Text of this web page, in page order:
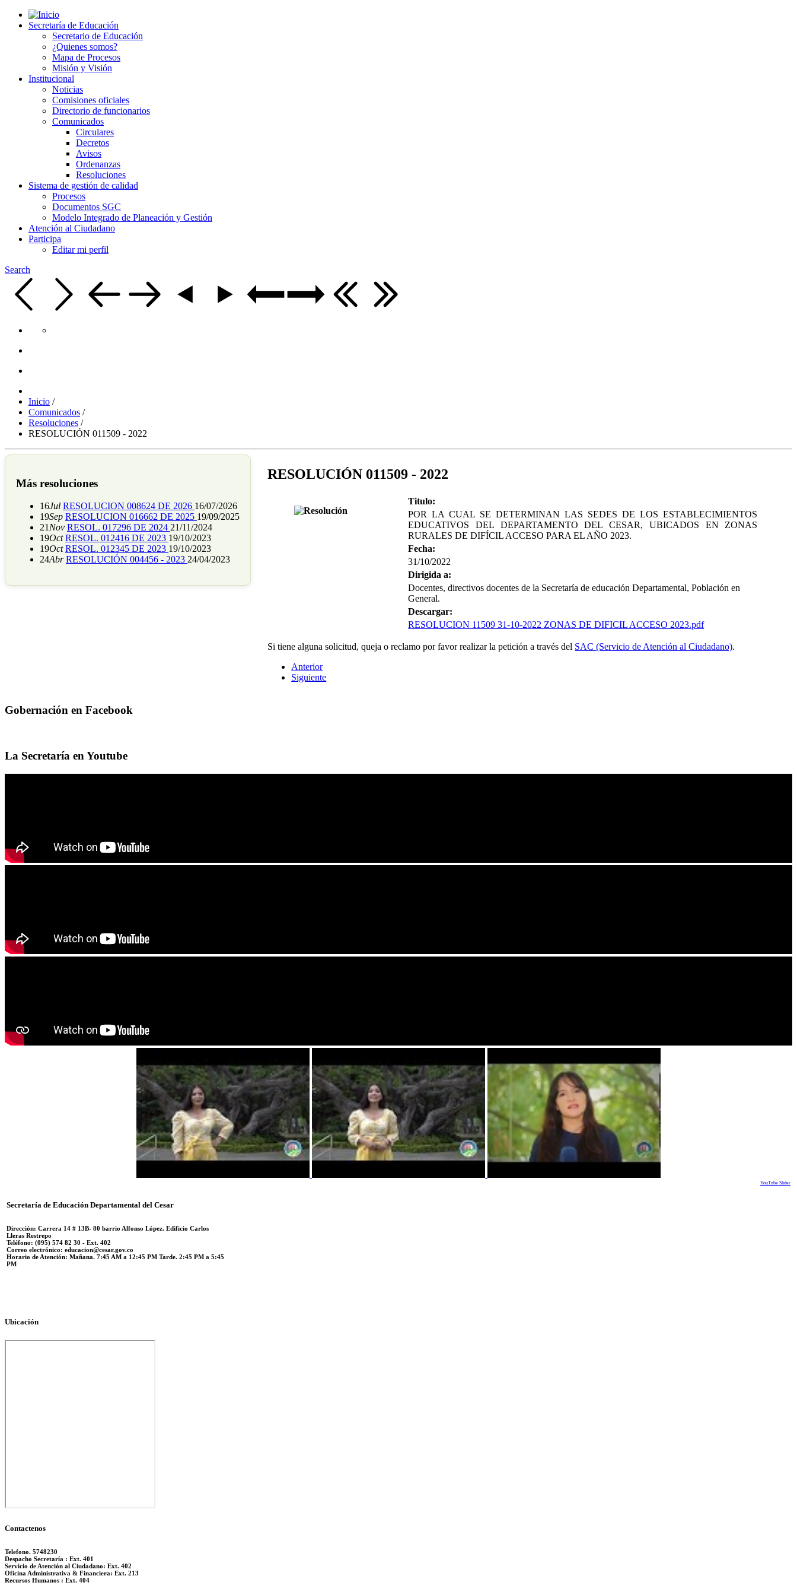
Secretaría de Educación
Secretario de Educación
¿Quienes somos?
Mapa de Procesos
Misión y Visión
Institucional
Noticias
Comisiones oficiales
Directorio de funcionarios
Comunicados
Circulares
Decretos
Avisos
Ordenanzas
Resoluciones
Sistema de gestión de calidad
Procesos
Documentos SGC
Modelo Integrado de Planeación y Gestión
Atención al Ciudadano
Participa
Editar mi perfil
Search
Inicio /
Comunicados /
Resoluciones /
RESOLUCIÓN 011509 - 2022
Más resoluciones
16Jul RESOLUCION 008624 DE 2026 16/07/2026
19Sep RESOLUCION 016662 DE 2025 19/09/2025
21Nov RESOL. 017296 DE 2024 21/11/2024
19Oct RESOL. 012416 DE 2023 19/10/2023
19Oct RESOL. 012345 DE 2023 19/10/2023
24Abr RESOLUCIÓN 004456 - 2023 24/04/2023
RESOLUCIÓN 011509 - 2022
Titulo:
POR LA CUAL SE DETERMINAN LAS SEDES DE LOS ESTABLECIMIENTOS
EDUCATIVOS DEL DEPARTAMENTO DEL CESAR, UBICADOS EN ZONAS
RURALES DE DIFÍCIL ACCESO PARA EL AÑO 2023.
Fecha:
31/10/2022
Dirigida a:
Docentes, directivos docentes de la Secretaría de educación Departamental, Población en
General.
Descargar:
RESOLUCION 11509 31-10-2022 ZONAS DE DIFICIL ACCESO 2023.pdf
Si tiene alguna solicitud, queja o reclamo por favor realizar la petición a través del SAC (Servicio de Atención al Ciudadano).
Anterior
Siguiente
Gobernación en Facebook
La Secretaría en Youtube
YouTube Slider
Secretaría de Educación Departamental del Cesar
Dirección: Carrera 14 # 13B- 80 barrio Alfonso López. Edificio Carlos
Lleras Restrepo
Teléfono: (095) 574 82 30 - Ext. 402
Correo electrónico: educacion@cesar.gov.co
Horario de Atención: Mañana. 7:45 AM a 12:45 PM Tarde. 2:45 PM a 5:45
PM
Ubicación
Contactenos
Telefono. 5748230
Despacho Secretaría : Ext. 401
Servicio de Atención al Ciudadano: Ext. 402
Oficina Administrativa & Financiera: Ext. 213
Recursos Humanos : Ext. 404